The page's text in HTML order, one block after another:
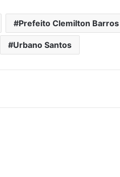
Prefeito Clemilton Barros
Urbano Santos